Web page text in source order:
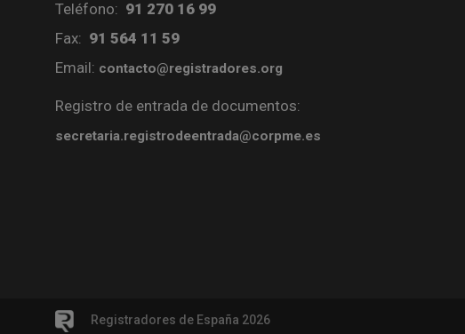
Teléfono: 91 270 16 99
Fax: 91 564 11 59
Email: contacto@registradores.org
Registro de entrada de documentos:
secretaria.registrodeentrada@corpme.es
Registradores de España 2026